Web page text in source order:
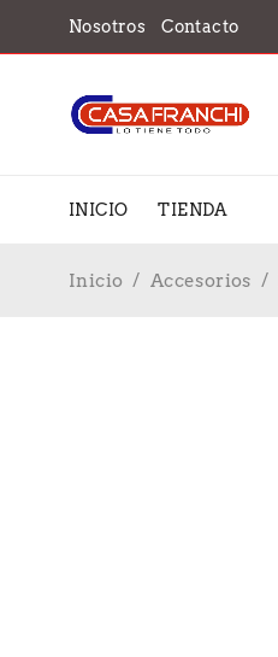
Nosotros Contacto
INICIO TIENDA
Inicio / Accesorios /